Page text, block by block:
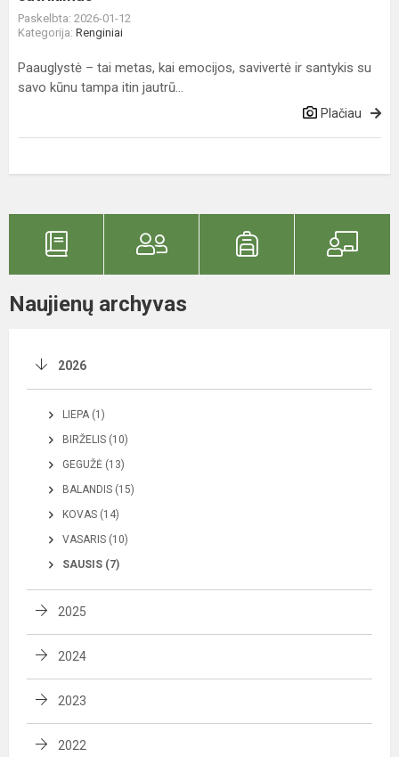
Paskelbta: 2026-01-12
Kategorija: Renginiai
Paauglystė – tai metas, kai emocijos, savivertė ir santykis su
savo kūnu tampa itin jautrū...
Plačiau
Naujienų archyvas
2026
LIEPA (1)
BIRŽELIS (10)
GEGUŽĖ (13)
BALANDIS (15)
KOVAS (14)
VASARIS (10)
SAUSIS (7)
2025
2024
2023
2022